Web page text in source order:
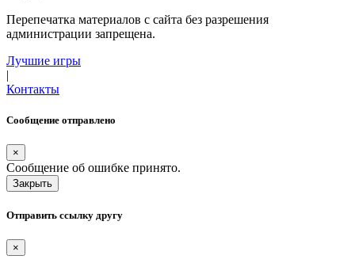
Перепечатка материалов с сайта без разрешения
администрации запрещена.
Лучшие игры
|
Контакты
Сообщение отправлено
×
Сообщение об ошибке принято.
Закрыть
Отправить ссылку другу
×